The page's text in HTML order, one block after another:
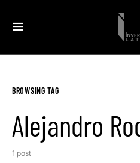
BROWSING TAG
Alejandro
1 post